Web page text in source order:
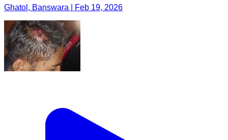
Ghatol, Banswara | Feb 19, 2026